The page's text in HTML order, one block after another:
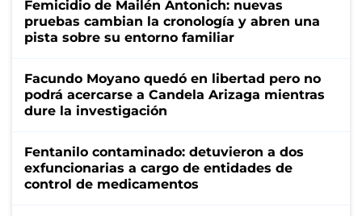
Femicidio de Mailén Antonich: nuevas
pruebas cambian la cronología y abren una
pista sobre su entorno familiar
Facundo Moyano quedó en libertad pero no
podrá acercarse a Candela Arizaga mientras
dure la investigación
Fentanilo contaminado: detuvieron a dos
exfuncionarias a cargo de entidades de
control de medicamentos